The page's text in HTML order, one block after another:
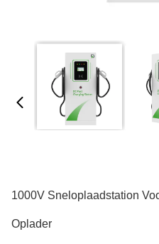
1000V Sneloplaadstation
Oplader